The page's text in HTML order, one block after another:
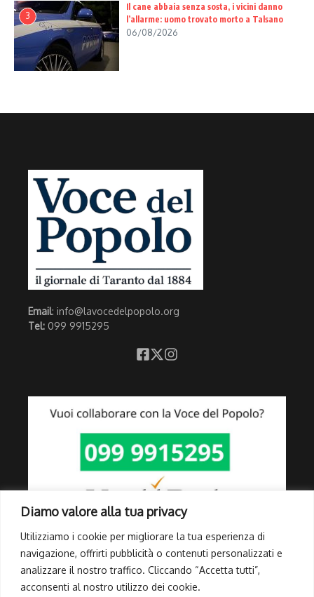
Diamo valore alla tua privacy
Utilizziamo i cookie per migliorare la tua esperienza di
navigazione, offrirti pubblicità o contenuti personalizzati e
analizzare il nostro traffico. Cliccando “Accetta tutti”,
acconsenti al nostro utilizzo dei cookie.
3
Il cane abbaia senza sosta, i vicini danno
l’allarme: uomo trovato morto a Talsano
06/08/2026
Email: info@lavocedelpopolo.org
Tel: 099 9915295
Link Utili